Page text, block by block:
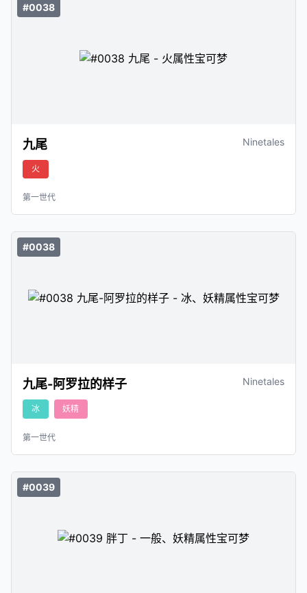
#0038
九尾 Ninetales
火
第一世代
#0038
九尾-阿罗拉的样子 Ninetales
冰 妖精
第一世代
#0039